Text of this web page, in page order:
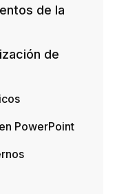
de la
de
PowerPoint